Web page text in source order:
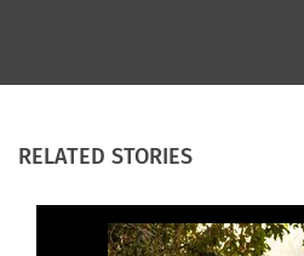
RELATED STORIES